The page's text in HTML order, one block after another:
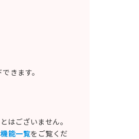
きます。
はございません。
機能一覧をご覧くだ